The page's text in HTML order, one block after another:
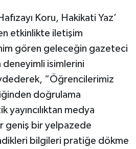
Koru, Hakikati Yaz’
etkinlikte iletişim
gören geleceğin gazeteci
deneyimli isimlerini
“Öğrencilerimiz
doğrulama
yayıncılıktan medya
geniş bir yelpazede
bilgileri pratiğe dökme